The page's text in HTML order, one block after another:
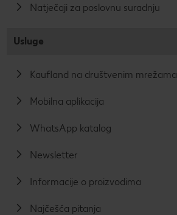
Natječaji za poslovnu suradnju
Usluge
Kaufland na društvenim mrežama
Mobilna aplikacija
WhatsApp katalog
Newsletter
Informacije o proizvodima
Najčešća pitanja